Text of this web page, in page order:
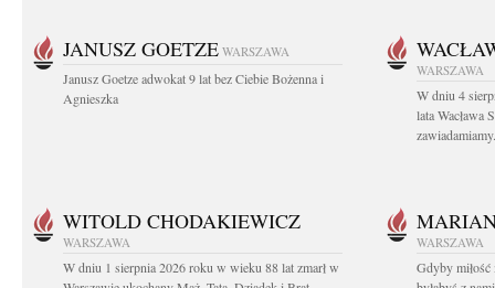
JANUSZ GOETZE WARSZAWA
Janusz Goetze adwokat 9 lat bez Ciebie Bożenna i
Agnieszka
WARSZAWA
W dniu 4
lata Wacława
WITOLD CHODAKIEWICZ
WARSZAWA
W dniu 1 sierpnia 2026 roku w wieku 88 lat zmarł w
WARSZAWA
Gdyby miłość